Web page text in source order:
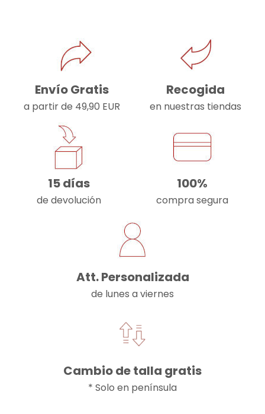
Envío Gratis
a partir de 49,90 EUR
Recogida
en nuestras tiendas
15 días
de devolución
100%
compra segura
Att. Personalizada
de lunes a viernes
Cambio de talla gratis
* Solo en península